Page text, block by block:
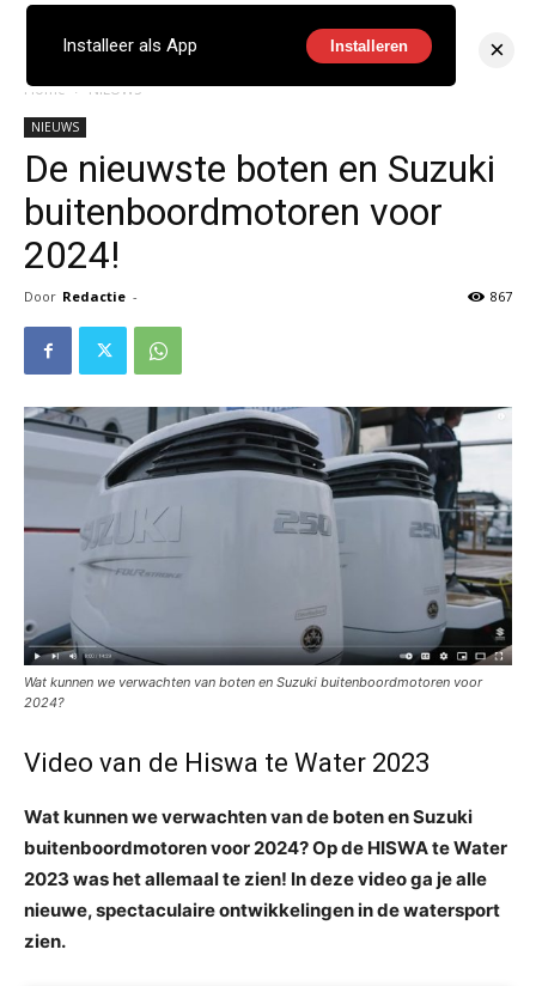
Home NIEUWS
NIEUWS
De nieuwste boten en Suzuki
buitenboordmotoren voor
2024!
Door Redactie - 867
Wat kunnen we verwachten van boten en Suzuki buitenboordmotoren voor
2024?
Video van de Hiswa te Water 2023
Wat kunnen we verwachten van de boten en Suzuki
buitenboordmotoren voor 2024? Op de HISWA te Water
2023 was het allemaal te zien! In deze video ga je alle
nieuwe, spectaculaire ontwikkelingen in de watersport
zien.
Installeer als App Installeren ×